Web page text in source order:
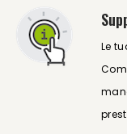
Le